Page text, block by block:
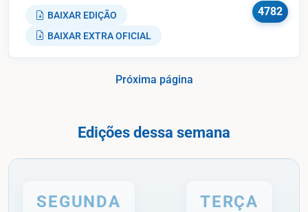
BAIXAR EDIÇÃO
BAIXAR EXTRA OFICIAL
4782
Próxima página
Edições dessa semana
SEGUNDA TERÇA